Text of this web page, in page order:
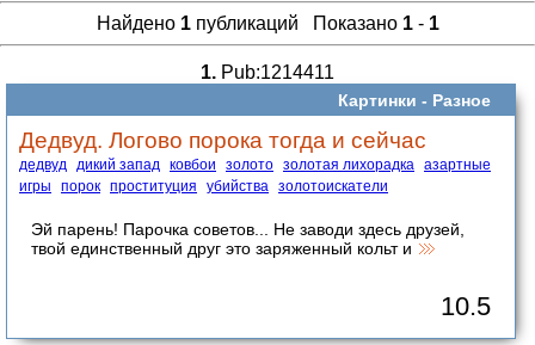
Найдено 1публикаций Показано 1- 1
1. Pub:1214411
Картинки - Разное
Дедвуд. Логово порока тогда и сейчас
дедвуд дикий запад ковбои золото золотая лихорадка азартные
игры
порок проституция убийства золотоискатели
Эй парень! Парочка советов... Не заводи здесь друзей,
твой единственный друг это заряженный кольт и
10.5